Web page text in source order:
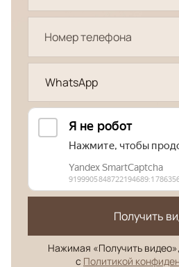
WhatsApp
Получить
Нажимая «Получить
с Политикой